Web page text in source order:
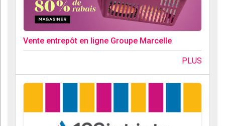
Vente entrepôt en ligne Groupe Marcelle
PLUS